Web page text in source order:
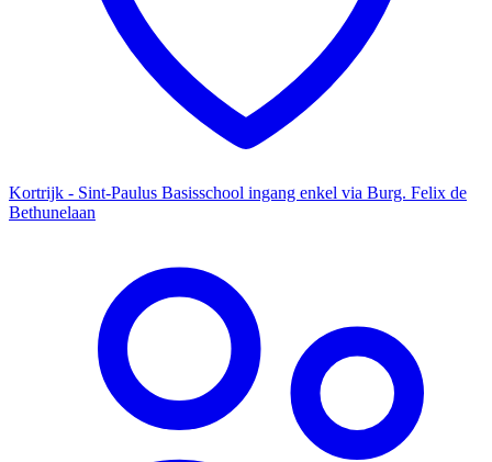
Kortrijk - Sint-Paulus Basisschool ingang enkel via Burg. Felix de
Bethunelaan